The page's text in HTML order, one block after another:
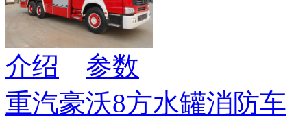
介绍
参数
重汽豪沃8方水罐消防车